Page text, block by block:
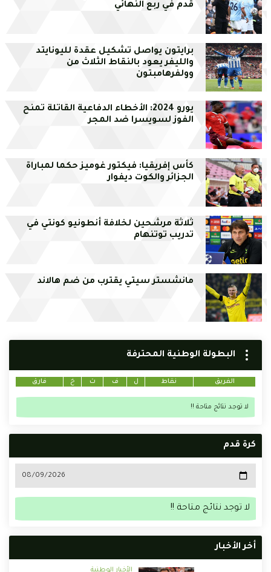
قدم في ربع النهائي
برايتون يواصل تشكيل عقدة لليونايتد
والليفر يعود بالنقاط الثلاث من
وولفرهامبتون
يورو 2024: الأخطاء الدفاعية القاتلة تمنح
الفوز لسويسرا ضد المجر
كأس إفريقيا: فيكتور غوميز حكما لمباراة
الجزائر والكوت ديفوار
ثلاثة مرشحين لخلافة أنطونيو كونتي في
تدريب توتنهام
مانشستر سيتي يقترب من ضم هالاند
البطولة الوطنية المحترفة
الفريق نقاط ل ف ت خ فارق
لا توجد نتائج متاحة !!
كرة قدم
لا توجد نتائج متاحة !!
أخر الأخبار
الأخبار الوطنية